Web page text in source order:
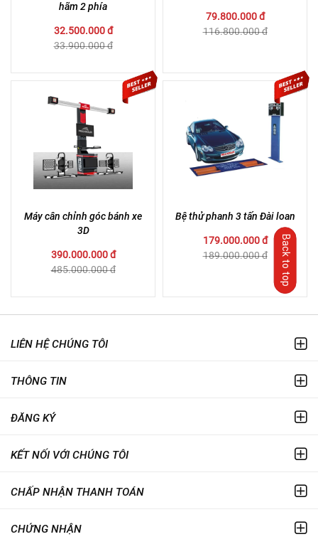
hãm 2 phía
32.500.000 đ
33.900.000 đ
79.800.000 đ
116.800.000 đ
Máy cân chỉnh góc bánh xe
3D
390.000.000 đ
485.000.000 đ
Bệ thử phanh 3 tấn Đài loan
179.000.000 đ
189.000.000 đ
LIÊN HỆ CHÚNG TÔI
THÔNG TIN
ĐĂNG KÝ
KẾT NỐI VỚI CHÚNG TÔI
CHẤP NHẬN THANH TOÁN
CHỨNG NHẬN
Back to top